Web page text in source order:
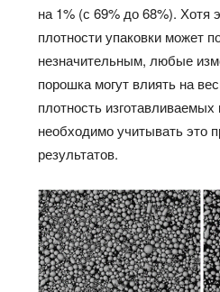
на 1% (с 69% до 68%). Хотя
плотности упаковки может
незначительным, любые
порошка могут влиять на
плотность
необходимо учитывать это
результатов.